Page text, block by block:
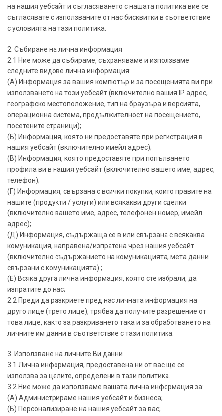
на нашия уебсайт и съгласяването с нашата политика вие се
съгласявате с използваните от нас бисквитки в съответствие
с условията на тази политика.
2. Събиране на лична информация
2.1 Ние може да събираме, съхраняваме и използваме
следните видове лична информация:
(А) Информация за вашия компютър и за посещенията ви при
използването на този уебсайт (включително вашия IP адрес,
географско местоположение, тип на браузъра и версията,
операционна система, продължителност на посещението,
посетените страници);
(Б) Информация, която ни предоставяте при регистрация в
нашия уебсайт (включително имейл адрес);
(В) Информация, която предоставяте при попълването
профила ви в нашия уебсайт (включително вашето име, адрес,
телефон);
(Г) Информация, свързана с всички покупки, които правите на
нашите (продукти / услуги) или всякакви други сделки
(включително вашето име, адрес, телефонен номер, имейл
адрес);
(Д) Информация, съдържаща се в или свързана с всякаква
комуникация, направена/изпратена чрез нашия уебсайт
(включително съдържанието на комуникацията, мета данни
свързани с комуникацията) ;
(Е) Всяка друга лична информация, която сте избрали, да
изпратите до нас;
2.2 Преди да разкриете пред нас личната информация на
друго лице (трето лице), трябва да получите разрешение от
това лице, както за разкриването така и за обработването на
личните им данни в съответствие с тази политика.
3. Използване на личните Ви данни
3.1 Лична информация, предоставена ни от вас ще се
използва за целите, определени в тази политика.
3.2 Ние може да използваме вашата лична информация за:
(А) Администрираме нашия уебсайт и бизнеса;
(Б) Персонализиране на нашия уебсайт за вас;